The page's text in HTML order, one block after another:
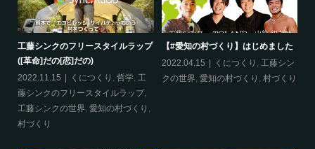
工藤シンクのフリースタイルラップ
([革命]だの[恋]だの)
2022.11.15
くにつくり , 哲学, 工
藤シンクのフリースタイルラップ,
工藤シンクの世界, 愛知の村づくり ,
村づくり
【#愛知の村づくり】はじめました
2022.04.15
くにつくり , 工藤シン
クの世界, 愛知の村づくり , 村づくり